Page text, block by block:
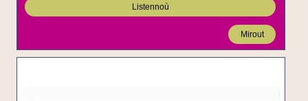
Listennoù
Mirout